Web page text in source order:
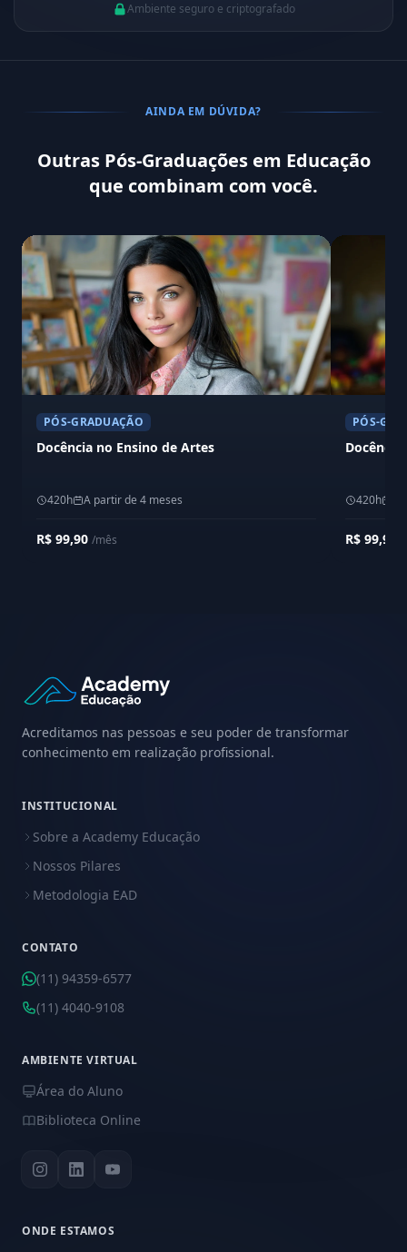
Ambiente seguro e criptografado
AINDA EM DÚVIDA?
Outras Pós-Graduações em Educação
que combinam com você.
PÓS-GRADUAÇÃO
Docência no Ensino de Artes
420h A partir de 4 meses
R$ 99,90 /mês
PÓS-
420h
R$ 99,90
Acreditamos nas pessoas e seu poder de transformar
conhecimento em realização profissional.
INSTITUCIONAL
Sobre a Academy Educação
Nossos Pilares
Metodologia EAD
CONTATO
(11) 94359-6577
(11) 4040-9108
AMBIENTE VIRTUAL
Área do Aluno
Biblioteca Online
ONDE ESTAMOS